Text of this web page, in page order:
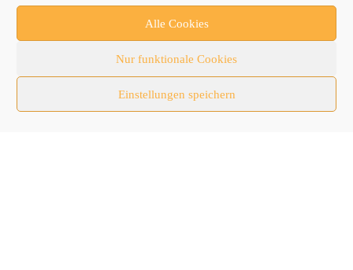
Alle Cookies
Nur funktionale Cookies
Einstellungen speichern
Nutzfahrzeuge
RATL 2025 | RecyclingAKTIV & TiefbauLIVE